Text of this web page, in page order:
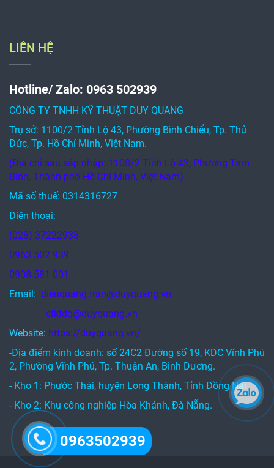
LIÊN HỆ
Hotline/ Zalo: 0963 502939
CÔNG TY TNHH KỸ THUẬT DUY QUANG
Trụ sở: 1100/2 Tỉnh Lộ 43, Phường Bình Chiểu, Tp. Thủ
Đức, Tp. Hồ Chí Minh, Việt Nam.
(Địa chỉ sau sáp nhập: 1100/2 Tỉnh Lộ 43, Phường Tam
Bình, Thành phố Hồ Chí Minh, Việt Nam)
Mã số thuế: 0314316727
Điện thoại:
(028) 37222938
0963 502 939
0908 581 001
Email: dieuquang.tran@duyquang.vn
ctktdq@duyquang.vn
Website: https://duyquang.vn/
-Địa điểm kinh doanh: số 24C2 Đường số 19, KDC Vĩnh Phú
2, Phường Vĩnh Phú, Tp. Thuận An, Bình Dương.
- Kho 1: Phước Thái, huyện Long Thành, Tỉnh Đồng Nai
- Kho 2: Khu công nghiệp Hòa Khánh, Đà Nẵng.
0963502939